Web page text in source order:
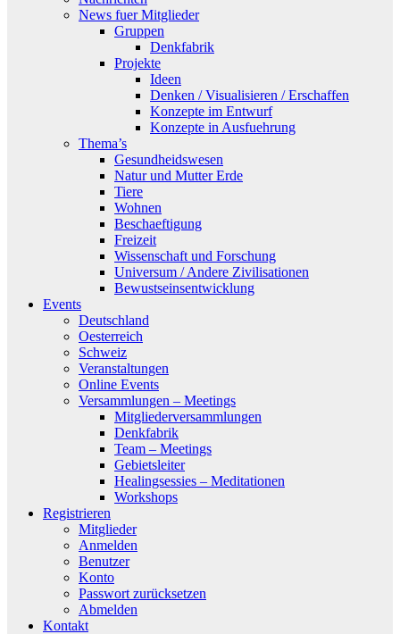
News fuer Mitglieder
Gruppen
Denkfabrik
Projekte
Ideen
Denken / Visualisieren / Erschaffen
Konzepte im Entwurf
Konzepte in Ausfuehrung
Thema’s
Gesundheidswesen
Natur und Mutter Erde
Tiere
Wohnen
Beschaeftigung
Freizeit
Wissenschaft und Forschung
Universum / Andere Zivilisationen
Bewustseinsentwicklung
Events
Deutschland
Oesterreich
Schweiz
Veranstaltungen
Online Events
Versammlungen – Meetings
Mitgliederversammlungen
Denkfabrik
Team – Meetings
Gebietsleiter
Healingsessies – Meditationen
Workshops
Registrieren
Mitglieder
Anmelden
Benutzer
Konto
Passwort zurücksetzen
Abmelden
Kontakt